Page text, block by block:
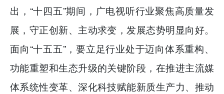
出，“十四五”期间，广电视听行业聚焦高质量发
展，守正创新、主动求变，发展态势明显向好。
面向“十五五”，要立足行业处于迈向体系重构、
功能重塑和生态升级的关键阶段，在推进主流媒
体系统性变革、深化科技赋能新质生产力、推动